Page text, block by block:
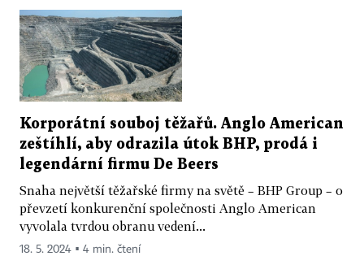
Korporátní souboj těžařů. Anglo American
zeštíhlí, aby odrazila útok BHP, prodá i
legendární firmu De Beers
Snaha největší těžařské firmy na světě – BHP Group – o
převzetí konkurenční společnosti Anglo American
vyvolala tvrdou obranu vedení...
18. 5. 2024 ▪ 4 min. čtení